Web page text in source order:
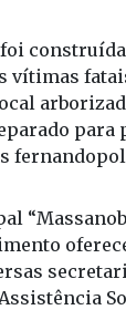
vítimas